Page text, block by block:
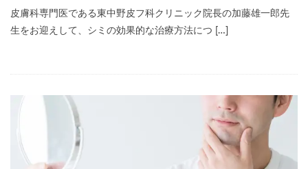
皮膚科専門医である東中野皮フ科クリニック院長の加藤雄一郎先
生をお迎えして、シミの効果的な治療方法につ […]